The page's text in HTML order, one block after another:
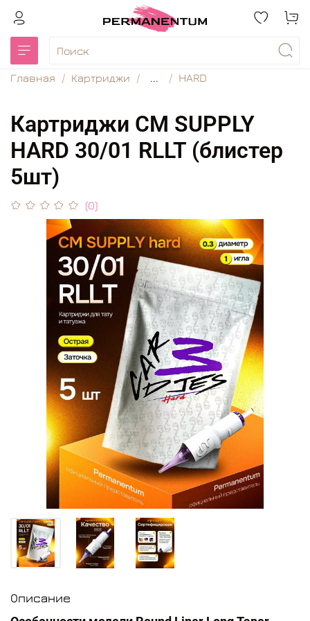
Главная Картриджи ... HARD
Картриджи CM SUPPLY
HARD 30/01 RLLT (блистер
5шт)
(0)
Описание